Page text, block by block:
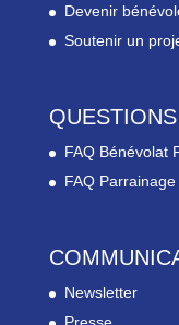
Devenir
Soutenir un
FAQ Bénévolat
FAQ Parrainage
Newsletter